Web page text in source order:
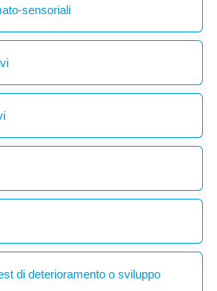
sensoriali
di deterioramento o sviluppo